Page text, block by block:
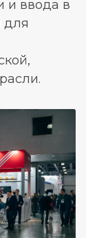
и ввода в
для